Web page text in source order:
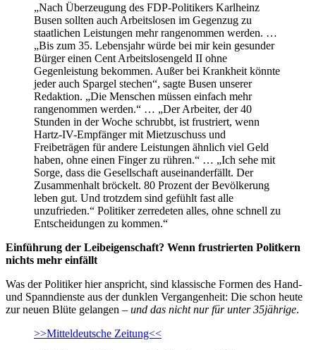
„Nach Überzeugung des FDP-Politikers Karlheinz
Busen sollten auch Arbeitslosen im Gegenzug zu
staatlichen Leistungen mehr rangenommen werden. …
„Bis zum 35. Lebensjahr würde bei mir kein gesunder
Bürger einen Cent Arbeitslosengeld II ohne
Gegenleistung bekommen. Außer bei Krankheit könnte
jeder auch Spargel stechen“, sagte Busen unserer
Redaktion. „Die Menschen müssen einfach mehr
rangenommen werden.“ … „Der Arbeiter, der 40
Stunden in der Woche schrubbt, ist frustriert, wenn
Hartz-IV-Empfänger mit Mietzuschuss und
Freibeträgen für andere Leistungen ähnlich viel Geld
haben, ohne einen Finger zu rühren.“ … „Ich sehe mit
Sorge, dass die Gesellschaft auseinanderfällt. Der
Zusammenhalt bröckelt. 80 Prozent der Bevölkerung
leben gut. Und trotzdem sind gefühlt fast alle
unzufrieden.“ Politiker zerredeten alles, ohne schnell zu
Entscheidungen zu kommen.“
Einführung der Leibeigenschaft? Wenn frustrierten Politkern
nichts mehr einfällt
Was der Politiker hier anspricht, sind klassische Formen des Hand-
und Spanndienste aus der dunklen Vergangenheit: Die schon heute
zur neuen Blüte gelangen – und das nicht nur für unter 35jährige.
>>Mitteldeutsche Zeitung<<